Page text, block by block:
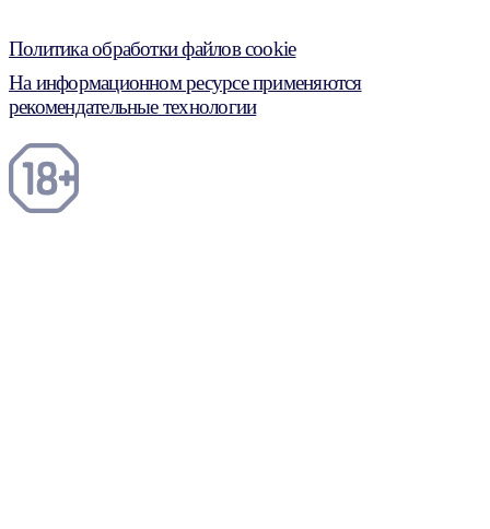
Политика обработки файлов cookie
На информационном ресурсе применяются
рекомендательные технологии